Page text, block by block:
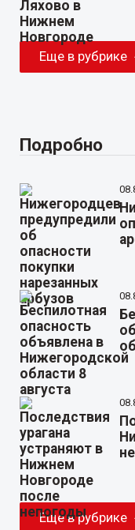
Еще в рубрике
Подробно
Еще в рубрике